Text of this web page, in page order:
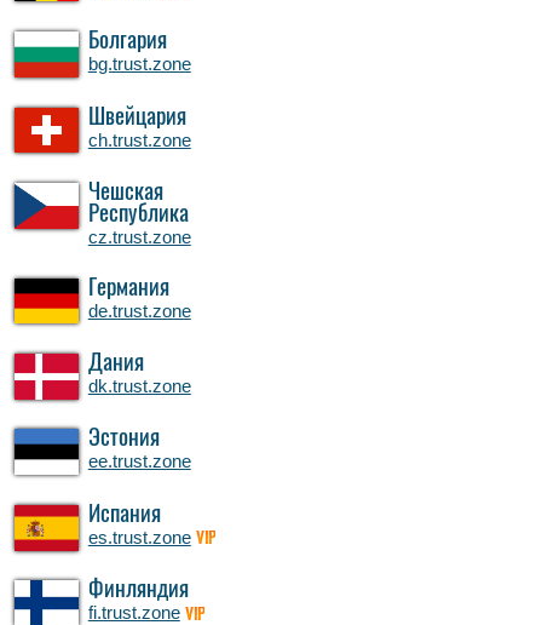
Болгария
bg.trust.zone
Швейцария
ch.trust.zone
Чешская
Республика
cz.trust.zone
Германия
de.trust.zone
Дания
dk.trust.zone
Эстония
ee.trust.zone
Испания
es.trust.zone VIP
Финляндия
fi.trust.zone VIP